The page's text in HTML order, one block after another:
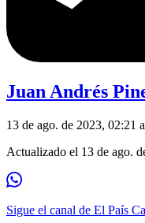
Juan Andrés
13 de ago. de 2023, 02:21
Actualizado el 13 de ago.
Sigue el canal de El País